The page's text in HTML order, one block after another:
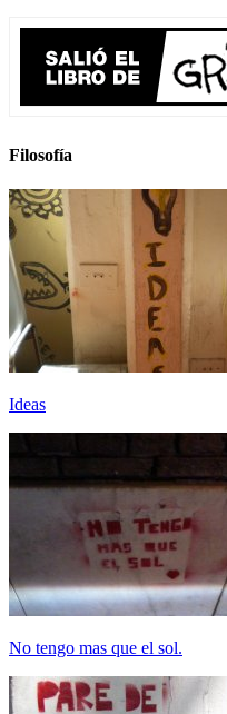
Filosofía
Ideas
No tengo mas que el sol.